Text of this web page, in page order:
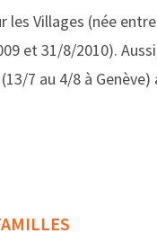
les Villages (née
et 31/8/2010).
7 au 4/8 à